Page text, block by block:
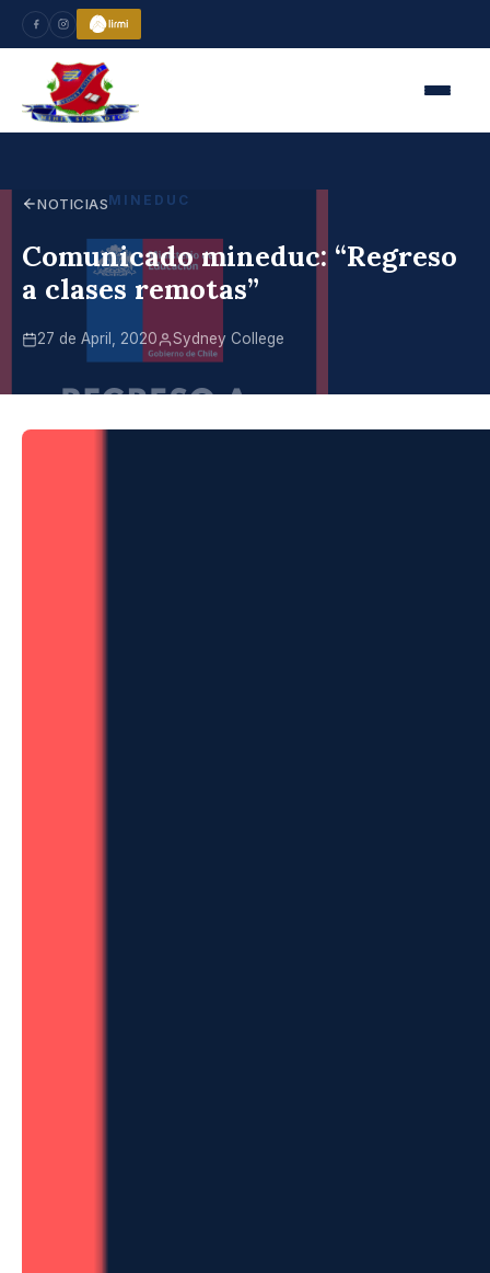
NOTICIASMINEDUC
Comunicado mineduc: “Regreso
a clases remotas”
27 de April, 2020 Sydney College